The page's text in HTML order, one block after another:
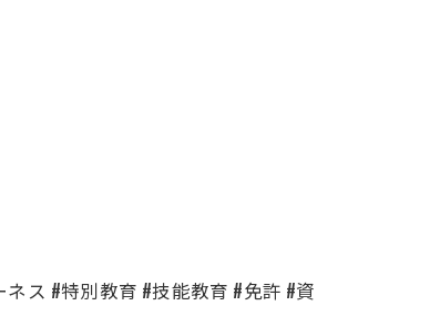
ス #特別教育 #技能教育 #免許 #資